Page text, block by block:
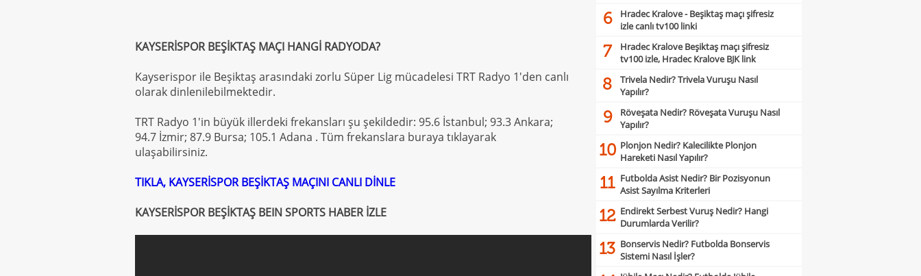
KAYSERİSPOR BEŞİKTAŞ MAÇI HANGİ RADYODA?
Kayserispor ile Beşiktaş arasındaki zorlu Süper Lig mücadelesi TRT Radyo 1'den canlı
olarak dinlenilebilmektedir.
TRT Radyo 1'in büyük illerdeki frekansları şu şekildedir: 95.6 İstanbul; 93.3 Ankara;
94.7 İzmir; 87.9 Bursa; 105.1 Adana . Tüm frekanslara buraya tıklayarak
ulaşabilirsiniz.
TIKLA, KAYSERİSPOR BEŞİKTAŞ MAÇINI CANLI DİNLE
KAYSERİSPOR BEŞİKTAŞ BEIN SPORTS HABER İZLE
6
Hradec Kralove - Beşiktaş maçı şifresiz
izle canlı tv100 linki
7
Hradec Kralove Beşiktaş maçı şifresiz
tv100 izle, Hradec Kralove BJK link
8
Trivela Nedir? Trivela Vuruşu Nasıl
Yapılır?
9
Röveşata Nedir? Röveşata Vuruşu Nasıl
Yapılır?
10 Plonjon Nedir? Kalecilikte Plonjon
Hareketi Nasıl Yapılır?
11 Futbolda Asist Nedir? Bir Pozisyonun
Asist Sayılma Kriterleri
12 Endirekt Serbest Vuruş Nedir? Hangi
Durumlarda Verilir?
13 Bonservis Nedir? Futbolda Bonservis
Sistemi Nasıl İşler?